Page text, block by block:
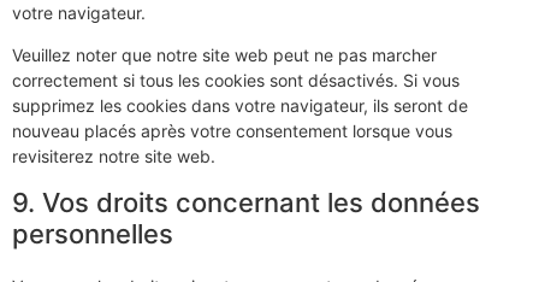
votre navigateur.
Veuillez noter que notre site web peut ne pas marcher
correctement si tous les cookies sont désactivés. Si vous
supprimez les cookies dans votre navigateur, ils seront de
nouveau placés après votre consentement lorsque vous
revisiterez notre site web.
9. Vos droits concernant les données
personnelles